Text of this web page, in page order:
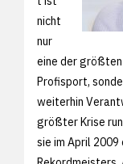
nicht
nur
eine der
Profisport,
weiterhin
größter Krise
sie im April